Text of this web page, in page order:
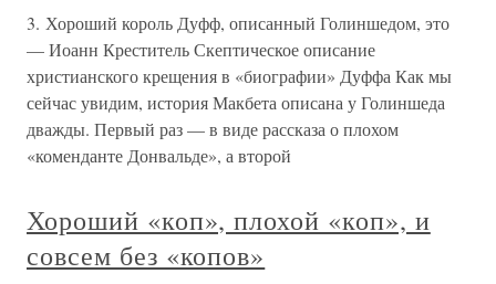
3. Хороший король Дуфф, описанный Голиншедом, это
— Иоанн Креститель Скептическое описание
христианского крещения в «биографии» Дуффа Как мы
сейчас увидим, история Макбета описана у Голиншеда
дважды. Первый раз — в виде рассказа о плохом
«коменданте Донвальде», а второй
Хороший «коп», плохой «коп», и
совсем без «копов»